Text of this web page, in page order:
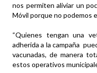
nos permiten aliviar un
Móvil porque no podemos
“Quienes tengan una
adherida a la campaña
vacunadas, de manera
estos operativos